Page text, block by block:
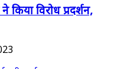
किया विरोध प्रदर्शन,